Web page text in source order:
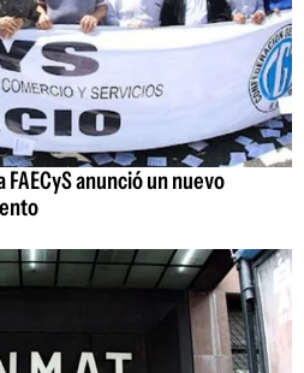
anunció un nuevo